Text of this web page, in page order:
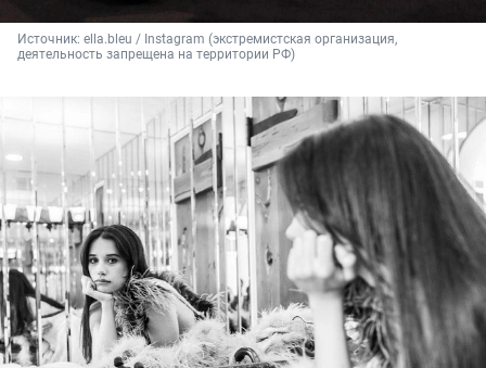
Источник: ella.bleu / Instagram (экстремистская организация,
деятельность запрещена на территории РФ)